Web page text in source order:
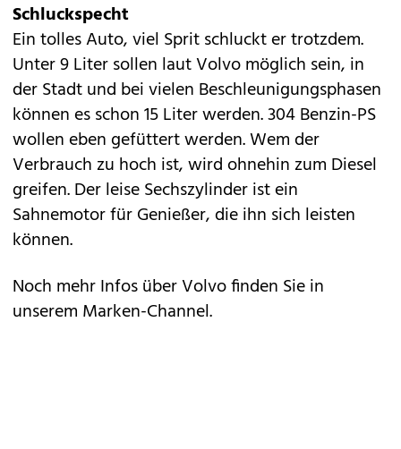
Schluckspecht
Ein tolles Auto, viel Sprit schluckt er trotzdem.
Unter 9 Liter sollen laut Volvo möglich sein, in
der Stadt und bei vielen Beschleunigungsphasen
können es schon 15 Liter werden. 304 Benzin-PS
wollen eben gefüttert werden. Wem der
Verbrauch zu hoch ist, wird ohnehin zum Diesel
greifen. Der leise Sechszylinder ist ein
Sahnemotor für Genießer, die ihn sich leisten
können.
Noch mehr Infos über Volvo finden Sie in
unserem Marken-Channel.